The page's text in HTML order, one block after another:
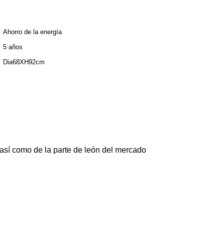
Ahorro de la energía
5 años
Dia68XH92cm
como de la parte de león del mercado